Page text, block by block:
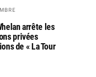
arrête les
privées
de « La Tour